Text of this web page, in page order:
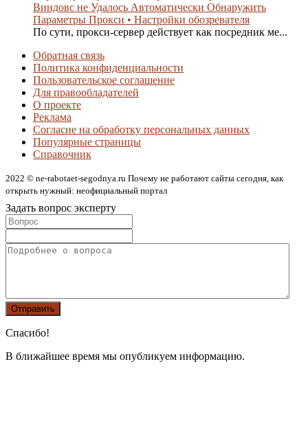
Виндовс не Удалось Автоматически Обнаружить
Параметры Прокси • Настройки обозревателя
По сути, прокси-сервер действует как посредник ме...
Обратная связь
Политика конфиденциальности
Пользовательское соглашение
Для правообладателей
О проекте
Реклама
Согласие на обработку персональных данных
Популярные страницы
Справочник
2022 © ne-rabotaet-segodnya.ru Почему не работают сайты сегодня, как
открыть нужный: неофициальный портал
Задать вопрос эксперту
Спасибо!
В ближайшее время мы опубликуем информацию.